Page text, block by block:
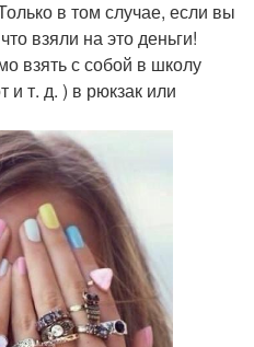
в том случае, если вы
взяли на это деньги!
взять с собой в школу
и т. д. ) в рюкзак или